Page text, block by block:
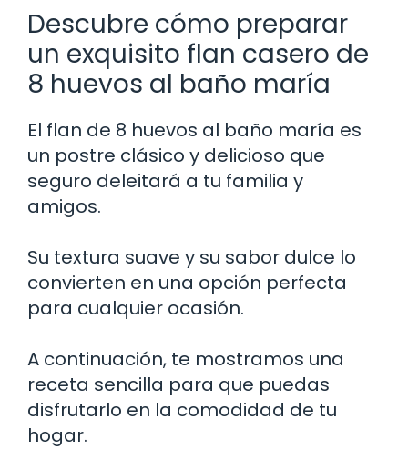
Descubre cómo preparar
un exquisito flan casero de
8 huevos al baño maría
El flan de 8 huevos al baño maría es
un postre clásico y delicioso que
seguro deleitará a tu familia y
amigos.
Su textura suave y su sabor dulce lo
convierten en una opción perfecta
para cualquier ocasión.
A continuación, te mostramos una
receta sencilla para que puedas
disfrutarlo en la comodidad de tu
hogar.